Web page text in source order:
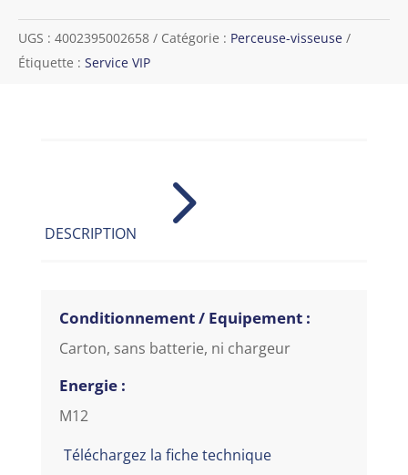
UGS : 4002395002658 Catégorie : Perceuse-visseuse
Étiquette : Service VIP
DESCRIPTION 5
Conditionnement / Equipement :
Carton, sans batterie, ni chargeur
Energie :
M12
Téléchargez la fiche technique